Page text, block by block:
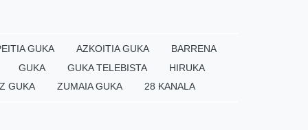
GUKA AZKOITIA GUKA
BARRENA
GUKA
GUKA TELEBISTA
HIRUKA
GUKA
ZUMAIA GUKA 28 KANALA